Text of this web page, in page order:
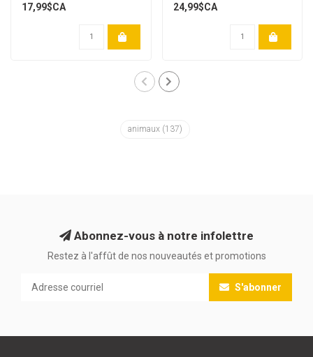
17,99$CA 24,99$CA
animaux (137)
Abonnez-vous à notre infolettre
Restez à l'affût de nos nouveautés et promotions
S'abonner